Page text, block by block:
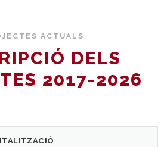
ACTUALS
DELS
2017-2026